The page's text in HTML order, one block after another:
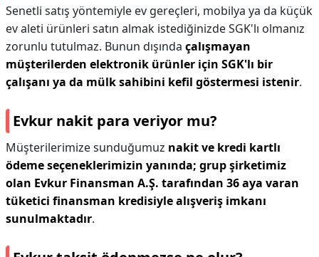
Senetli satış yöntemiyle ev gereçleri, mobilya ya da küçük
ev aleti ürünleri satın almak istediğinizde SGK'lı olmanız
zorunlu tutulmaz. Bunun dışında çalışmayan
müşterilerden elektronik ürünler için SGK'lı bir
çalışanı ya da mülk sahibini kefil göstermesi istenir.
Evkur nakit para veriyor mu?
Müşterilerimize sunduğumuz nakit ve kredi kartlı
ödeme seçeneklerimizin yanında; grup şirketimiz
olan Evkur Finansman A.Ş. tarafından 36 aya varan
tüketici finansman kredisiyle alışveriş imkanı
sunulmaktadır.